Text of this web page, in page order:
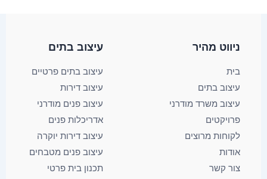
ניווט מהיר
בית
עיצוב בתים
עיצוב משרד מודרני
פרויקטים
לקוחות מרוצים
אודות
צור קשר
עיצוב בתים​
עיצוב בתים פרטיים
עיצוב דירות
עיצוב פנים מודרני
אדריכלות פנים
עיצוב דירות יוקרה
עיצוב פנים מטבחים
תכנון בית פרטי